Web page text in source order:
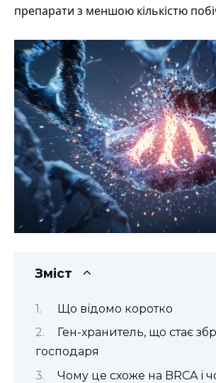
препарати з меншою кількістю
Зміст
Що відомо коротко
Ген-хранитель, що стає
господаря
Чому це схоже на BRCA і